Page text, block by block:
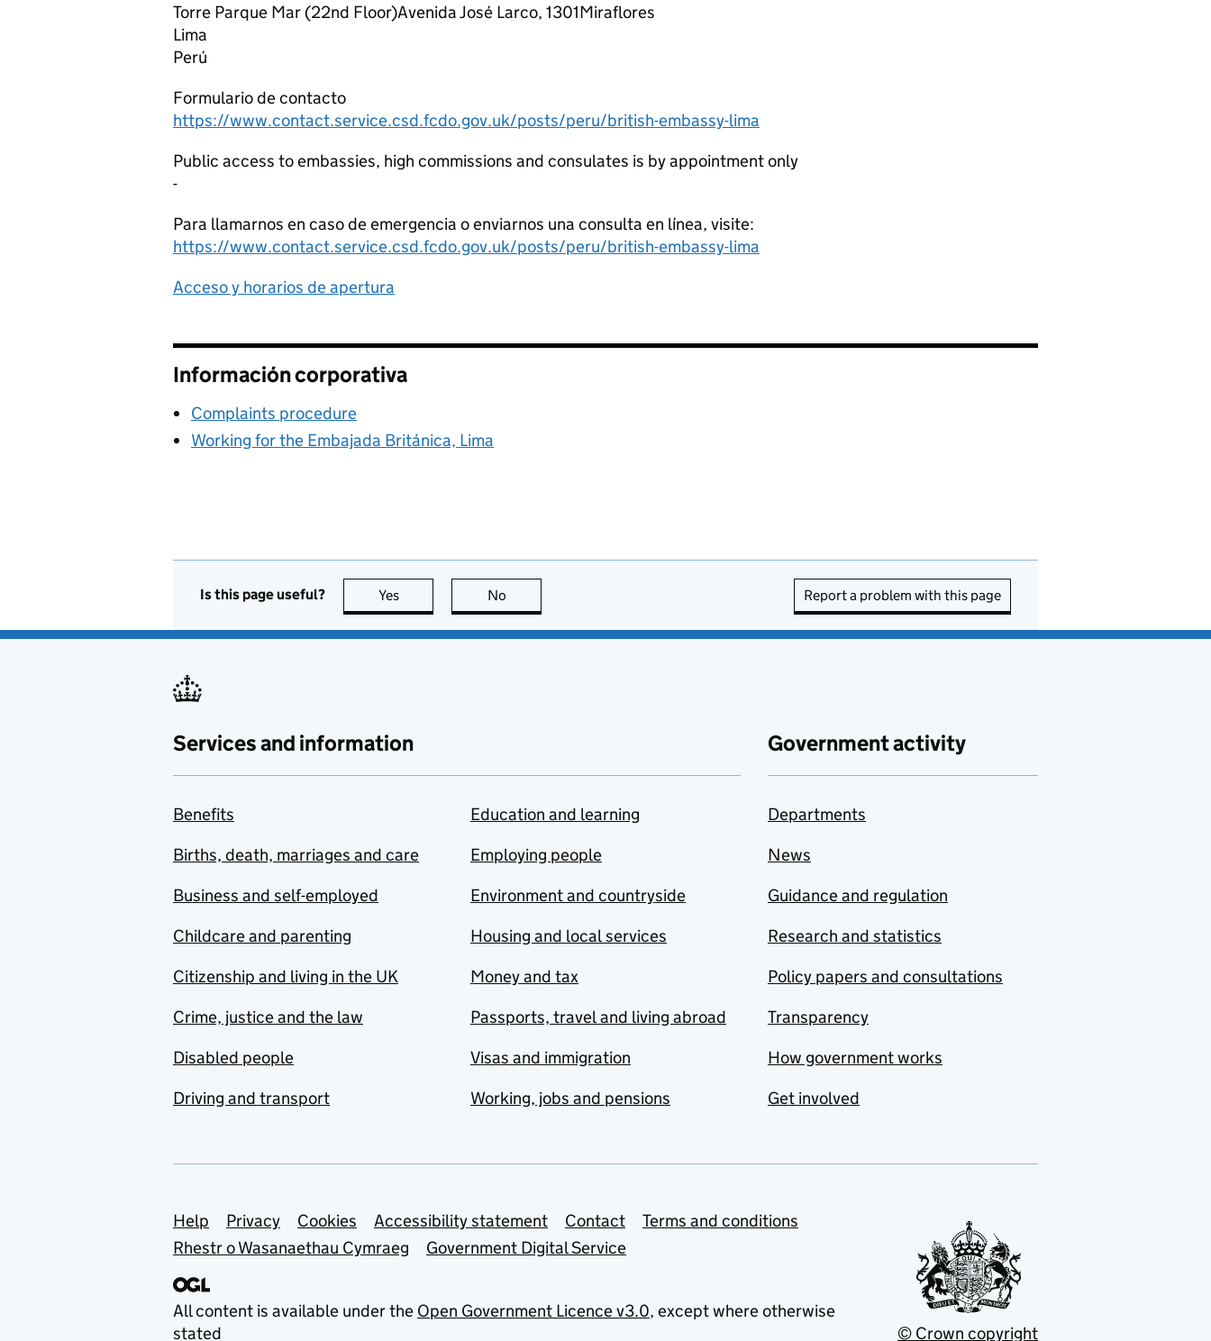
Torre Parque Mar (22nd Floor)Avenida José Larco, 1301Miraflores
Lima
Perú
Formulario de contacto
https://www.contact.service.csd.fcdo.gov.uk/posts/peru/british-embassy-lima
Public access to embassies, high commissions and consulates is by appointment only
-
Para llamarnos en caso de emergencia o enviarnos una consulta en línea, visite:
https://www.contact.service.csd.fcdo.gov.uk/posts/peru/british-embassy-lima
Acceso y horarios de apertura
Información corporativa
Complaints procedure
Working for the Embajada Británica, Lima
Is this page useful? Yes this page is useful
No Report a problem with this page
Services and information
Benefits
Births, death, marriages and care
Business and self-employed
Childcare and parenting
Citizenship and living in the UK
Crime, justice and the law
Disabled people
Driving and transport
Education and learning
Employing people
Environment and countryside
Housing and local services
Money and tax
Passports, travel and living abroad
Visas and immigration
Working, jobs and pensions
Government activity
Departments
News
Guidance and regulation
Research and statistics
Policy papers and consultations
Transparency
How government works
Get involved
Support links
Help Privacy Cookies Accessibility statement Contact
Terms and conditions
Rhestr o Wasanaethau Cymraeg
Government Digital Service
All content is available under the Open Government Licence v3.0, except where otherwise
stated
© Crown copyright